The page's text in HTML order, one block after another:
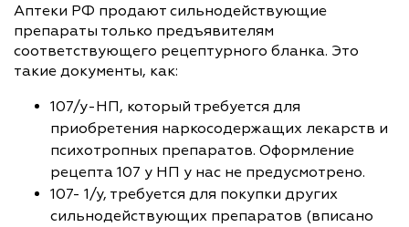
Аптеки РФ продают сильнодействующие
препараты только предъявителям
соответствующего рецептурного бланка. Это
такие документы, как:
107/у-НП, который требуется для
приобретения наркосодержащих лекарств и
психотропных препаратов. Оформление
рецепта 107 у НП у нас не предусмотрено.
107- 1/у, требуется для покупки других
сильнодействующих препаратов (вписано